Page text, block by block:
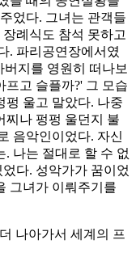
었다. 그녀는 관객들
례식도 참석 못하고
. 파리공연장에서였
버지를 영원히 떠나보
프고 슬플까?' 그 모습
펑 울고 말았다. 나중
찌나 펑펑 울던지 불
음악인이었다. 자신
. 나는 절대로 할 수 없
다. 성악가가 꿈이었
그녀가 이뤄주기를
나아가서 세계의 프